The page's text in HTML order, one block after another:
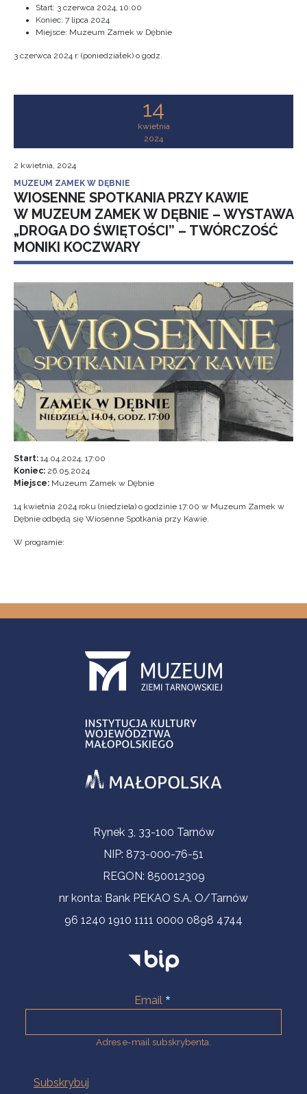
Start: 3 czerwca 2024, 10:00
Koniec: 7 lipca 2024
Miejsce: Muzeum Zamek w Dębnie
3 czerwca 2024 r. (poniedziałek) o godz.
14
kwietnia
2024
2 kwietnia, 2024
MUZEUM ZAMEK W DĘBNIE
WIOSENNE SPOTKANIA PRZY KAWIE
W MUZEUM ZAMEK W DĘBNIE – WYSTAWA
„DROGA DO ŚWIĘTOŚCI” – TWÓRCZOŚĆ
MONIKI KOCZWARY
Start: 14.04.2024, 17:00
Koniec: 26.05.2024
Miejsce: Muzeum Zamek w Dębnie
14 kwietnia 2024 roku (niedziela) o godzinie 17:00 w Muzeum Zamek w
Dębnie odbędą się Wiosenne Spotkania przy Kawie.
W programie:
Informacje kontaktoweRynek 3, 33-100 Tarnów
NIP: 873-000-76-51
REGON: 850012309
nr konta: Bank PEKAO S.A. O/Tarnów
96 1240 1910 1111 0000 0898 4744
Email
Adres e-mail subskrybenta.